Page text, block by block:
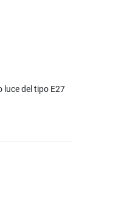
luce del tipo E27